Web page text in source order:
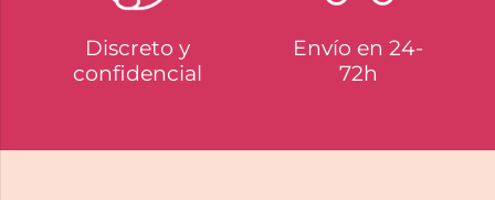
Discreto y
confidencial
Envío en 24-
72h